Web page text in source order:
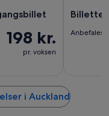
198 kr.
pr. voksen
Billetter
Anbefales
i Auckland